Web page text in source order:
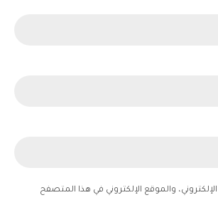
والموقع الإلكتروني في هذا المتصفح